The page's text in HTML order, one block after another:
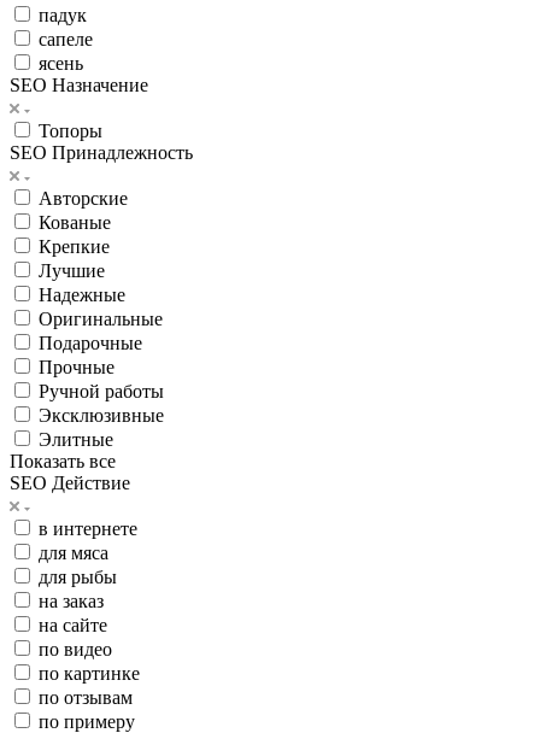
падук
сапеле
ясень
SEO Назначение
Топоры
SEO Принадлежность
Авторские
Кованые
Крепкие
Лучшие
Надежные
Оригинальные
Подарочные
Прочные
Ручной работы
Эксклюзивные
Элитные
Показать все
SEO Действие
в интернете
для мяса
для рыбы
на заказ
на сайте
по видео
по картинке
по отзывам
по примеру